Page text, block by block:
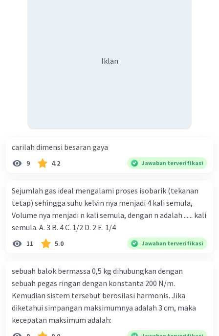
Iklan
carilah dimensi besaran gaya
9 4.2 Jawaban terverifikasi
Sejumlah gas ideal mengalami proses isobarik (tekanan
tetap) sehingga suhu kelvin nya menjadi 4 kali semula,
Volume nya menjadi n kali semula, dengan n adalah ...... kali
semula. A. 3 B. 4 C. 1/2 D. 2 E. 1/4
11 5.0 Jawaban terverifikasi
sebuah balok bermassa 0,5 kg dihubungkan dengan
sebuah pegas ringan dengan konstanta 200 N/m.
Kemudian sistem tersebut berosilasi harmonis. Jika
diketahui simpangan maksimumnya adalah 3 cm, maka
kecepatan maksimum adalah: